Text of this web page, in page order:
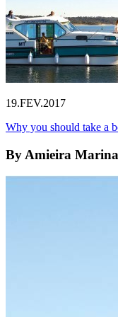
19.FEV.2017
Why you should take a
By Amieira Marina